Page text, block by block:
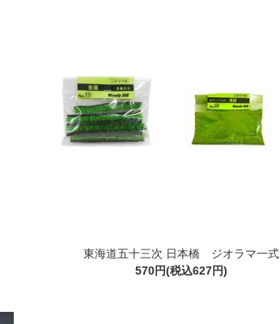
東海道五十三次 日本橋 ジオラマ一式
570円(税込627円)